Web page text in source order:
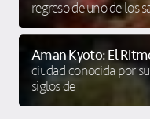
regreso de uno de los
Aman Kyoto: El
ciudad conocida por
siglos de